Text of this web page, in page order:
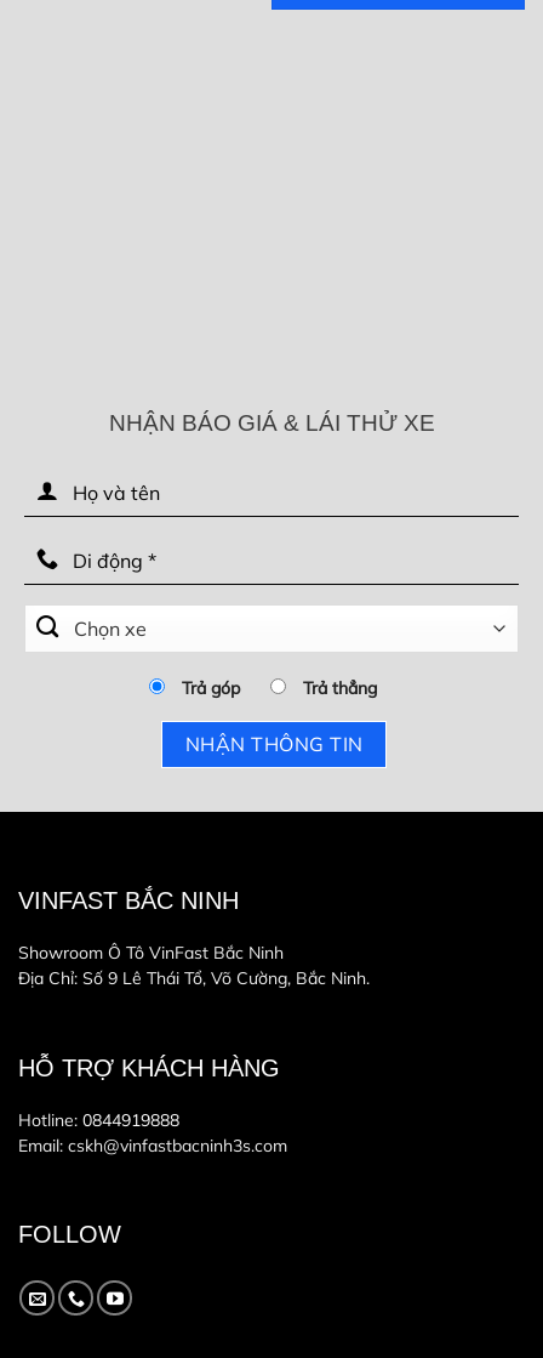
NHẬN BÁO GIÁ & LÁI THỬ XE
Trả góp Trả thẳng
VINFAST BẮC NINH
Showroom Ô Tô VinFast Bắc Ninh
Địa Chỉ: Số 9 Lê Thái Tổ, Võ Cường, Bắc Ninh.
HỖ TRỢ KHÁCH HÀNG
Hotline: 0844919888
Email: cskh@vinfastbacninh3s.com
FOLLOW